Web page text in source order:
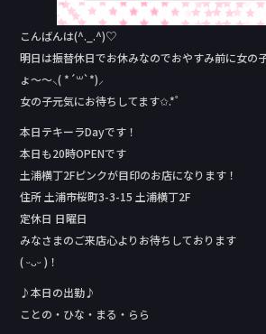
こんばんは(^._.^)♡
明日は振替休日でお休みなのでおやすみ前に女の
ょ〜〜⸜( *´꒳`*)⸝
女の子元気にお待ちしてます✩.*˚
本日テキーラDay‬です！
本日も20時OPENです
土浦横丁2Fピンクが目印のお店になります！
住所 土浦市桜町3-3-15 土浦横丁2F
定休日 日曜日
みなさまのご来店心よりお待ちしております
( ᵕᴗᵕ )！
♪本日の出勤♪
ことの・ひな・まる・らら